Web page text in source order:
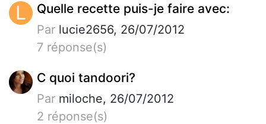
L Quelle recette puis-je faire avec:
Par lucie2656, 26/07/2012
7 réponse(s)
C quoi tandoori?
Par miloche, 26/07/2012
2 réponse(s)